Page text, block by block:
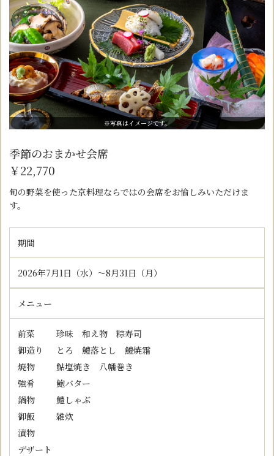
※写真はイメージです。
季節のおまかせ会席
￥22,770
旬の野菜を使った京料理ならではの会席をお愉しみいただけま
す。
期間
2026年7月1日（水）～8月31日（月）
メニュー
前菜
珍味 和え物 粽寿司
御造 り
とろ 鱧落とし 鱧焼霜
焼物
鮎塩焼き 八幡巻き
強肴
鮑バター
鍋物
鱧しゃぶ
御飯
雑炊
漬物
デザート